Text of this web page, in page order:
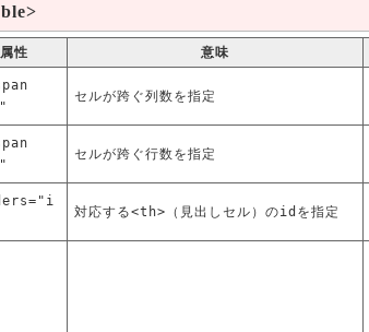
属性 意味
セルが跨ぐ列数を指定
セルが跨ぐ行数を指定
対応する<th>（見出しセル）のidを指定